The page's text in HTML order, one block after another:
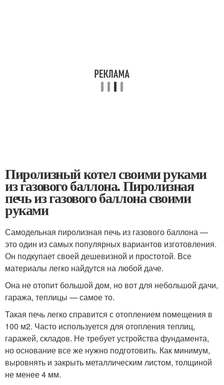
Пиролизный котел своими руками
из газового баллона. Пиролизная
печь из газового баллона своими
руками
Самодельная пиролизная печь из газового баллона —
это один из самых популярных вариантов изготовления.
Он подкупает своей дешевизной и простотой. Все
материалы легко найдутся на любой даче.
Она не отопит большой дом, но вот для небольшой дачи,
гаража, теплицы — самое то.
Такая печь легко справится с отоплением помещения в
100 м2. Часто используется для отопления теплиц,
гаражей, складов. Не требует устройства фундамента,
но основание все же нужно подготовить. Как минимум,
выровнять и закрыть металлическим листом, толщиной
не менее 4 мм.